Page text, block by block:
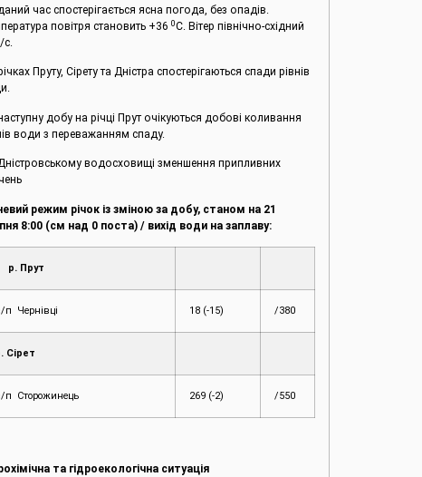
час спостерігається ясна погода, без опадів.
повітря становить +360С. Вітер північно-східний
с.
Пруту, Сірету та Дністра спостерігаються спади рівнів
добу на річці Прут очікуються добові коливання
води з переважанням спаду.
водосховищі зменшення припливних
режим річок із зміною за добу, станом на 21
8:00 (см над 0 поста) / вихід води на заплаву:
р. Прут
п Чернівці 18 (-15) /380
Сірет
п Сторожинець 269 (-2) /550
та гідроекологічна ситуація